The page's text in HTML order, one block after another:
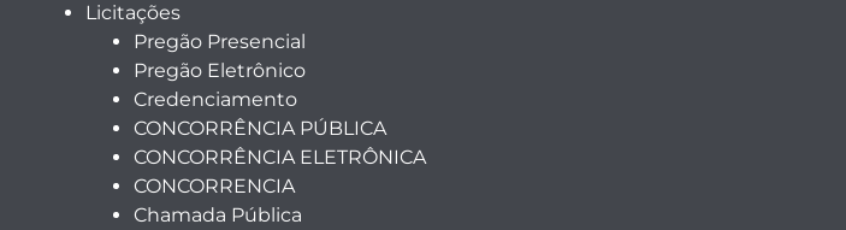
Licitações
Pregão Presencial
Pregão Eletrônico
Credenciamento
CONCORRÊNCIA PÚBLICA
CONCORRÊNCIA ELETRÔNICA
CONCORRENCIA
Chamada Pública